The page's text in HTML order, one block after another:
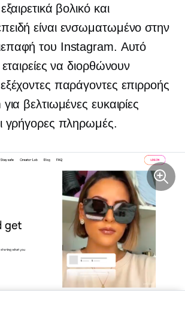
βολικό και
είναι ενσωματωμένο στην
του Instagram. Αυτό
εταιρείες να διορθώνουν
παράγοντες επιρροής
βελτιωμένες ευκαιρίες
γρήγορες πληρωμές.